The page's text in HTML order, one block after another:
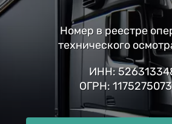
Номер в реестре
технического
ИНН:
ОГРН: